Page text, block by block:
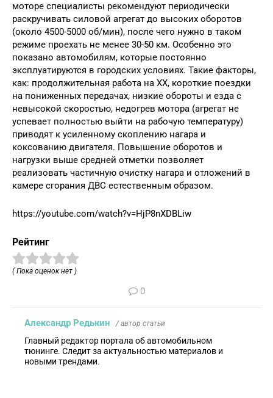
моторе специалисты рекомендуют периодически
раскручивать силовой агрегат до высоких оборотов
(около 4500-5000 об/мин), после чего нужно в таком
режиме проехать не менее 30-50 км. Особенно это
показано автомобилям, которые постоянно
эксплуатируются в городских условиях. Такие факторы,
как: продолжительная работа на ХХ, короткие поездки
на пониженных передачах, низкие обороты и езда с
невысокой скоростью, недогрев мотора (агрегат не
успевает полностью выйти на рабочую температуру)
приводят к усиленному скоплению нагара и
коксованию двигателя. Повышение оборотов и
нагрузки выше средней отметки позволяет
реализовать частичную очистку нагара и отложений в
камере сгорания ДВС естественным образом.
https://youtube.com/watch?v=HjP8nXDBLiw
Рейтинг
( Пока оценок нет )
0
Александр Редькин / автор статьи
Главный редактор портала об автомобильном
тюнинге. Следит за актуальностью материалов и
новыми трендами.